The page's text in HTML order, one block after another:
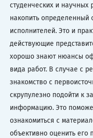
студенческих и научных
накопить определенный
исполнителей. Это и
действующие
хорошо знают нюансы
вида работ. В случае с
знакомство с
скрупулезно подойти к
информацию. Это
ознакомиться с
объективно оценить его